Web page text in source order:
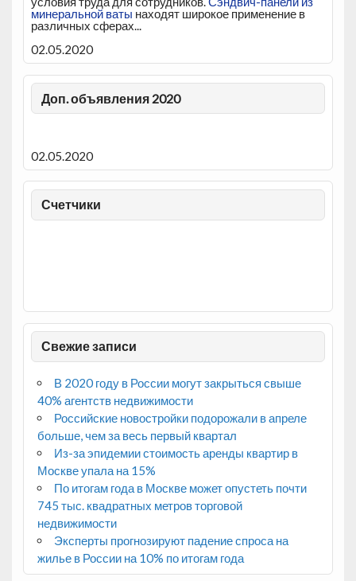
минеральной ваты находят широкое применение в
различных сферах...
02.05.2020
Доп. объявления 2020
02.05.2020
Счетчики
Свежие записи
В 2020 году в России могут закрыться свыше
40% агентств недвижимости
Российские новостройки подорожали в апреле
больше, чем за весь первый квартал
Из-за эпидемии стоимость аренды квартир в
Москве упала на 15%
По итогам года в Москве может опустеть почти
745 тыс. квадратных метров торговой
недвижимости
Эксперты прогнозируют падение спроса на
жилье в России на 10% по итогам года